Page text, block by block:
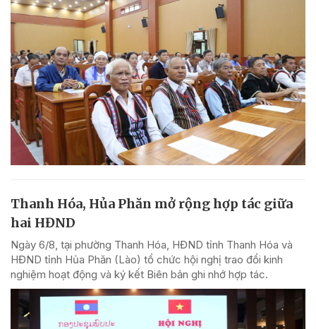
Thanh Hóa, Hủa Phăn mở rộng hợp tác giữa
hai HĐND
Ngày 6/8, tại phường Thanh Hóa, HĐND tỉnh Thanh Hóa và
HĐND tỉnh Hủa Phăn (Lào) tổ chức hội nghị trao đổi kinh
nghiệm hoạt động và ký kết Biên bản ghi nhớ hợp tác.